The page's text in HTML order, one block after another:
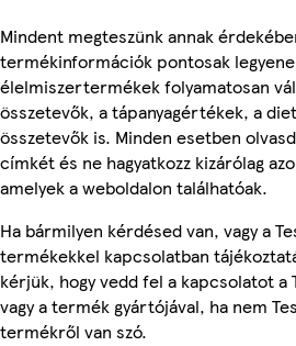
Mindent megteszünk annak
termékinformációk pontosak
élelmiszertermékek folyamatosan
összetevők, a tápanyagértékek, a
összetevők is. Minden esetben
címkét és ne hagyatkozz kizárólag
amelyek a weboldalon találhatóak.
Ha bármilyen kérdésed van, vagy a
termékekkel kapcsolatban
kérjük, hogy vedd fel a kapcsolatot a
vagy a termék gyártójával, ha nem
termékről van szó.